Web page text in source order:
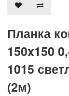
Планка
150x150
1015
(2м)